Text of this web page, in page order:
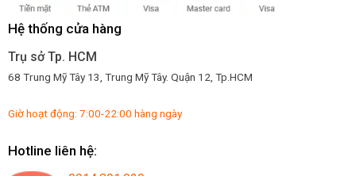
Hệ thống cửa hàng
Trụ sở Tp. HCM
68 Trung Mỹ Tây 13, Trung Mỹ Tây. Quận 12, Tp.HCM
Giờ hoạt động: 7:00-22:00 hàng ngày
Hotline liên hệ: